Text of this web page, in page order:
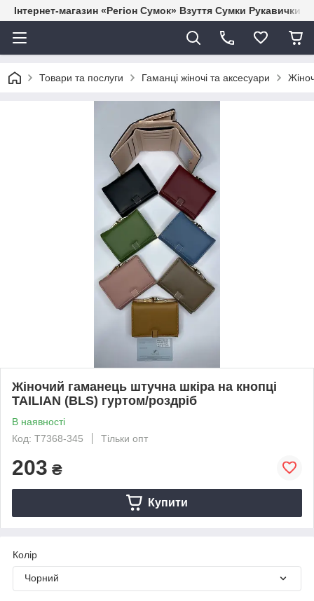
Інтернет-магазин «Регіон Сумок» Взуття Сумки Рукавички
Товари та послуги Гаманці жіночі та аксесуари
Жіночий гаманець штучна шкіра на кнопці
TAILIAN (BLS) гуртом/роздріб
В наявності
Код: T7368-345
Тільки опт
203 ₴
Купити
Колір
Чорний